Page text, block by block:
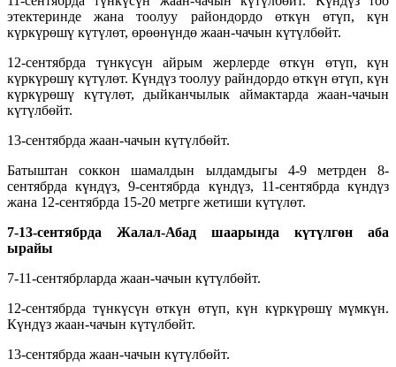
этектеринде жана тоолуу райондордо өткүн өтүп, күн
күркүрөшү күтүлөт, өрөөнүндө жаан-чачын күтүлбөйт.
12-сентябрда түнкүсүн айрым жерлерде өткүн өтүп, күн
күркүрөшү күтүлөт. Күндүз тоолуу райндордо өткүн өтүп, күн
күркүрөшү күтүлөт, дыйканчылык аймактарда жаан-чачын
күтүлбөйт.
13-сентябрда жаан-чачын күтүлбөйт.
Батыштан соккон шамалдын ылдамдыгы 4-9 метрден 8-
сентябрда күндүз, 9-сентябрда күндүз, 11-сентябрда күндүз
жана 12-сентябрда 15-20 метрге жетиши күтүлөт.
7-13-сентябрда
Жалал-Абад шаарында күтүлгөн аба
ырайы
7-11-сентябрларда жаан-чачын күтүлбөйт.
12-сентябрда түнкүсүн өткүн өтүп, күн күркүрөшү мүмкүн.
Күндүз жаан-чачын күтүлбөйт.
13-сентябрда жаан-чачын күтүлбөйт.